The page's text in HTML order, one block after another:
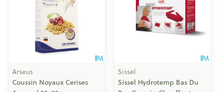
Arseus
Coussin Noyaux Cerises
Sissel
Sissel Hydrotemp Bas Du